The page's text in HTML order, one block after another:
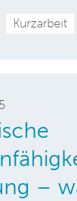
Kurzarbeit
–